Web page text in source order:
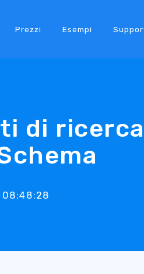
Prezzi Esempi
di
08:48:28